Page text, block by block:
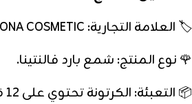
🏷️ العلامة التجارية: LONA COSMETIC
🌹 نوع المنتج: شمع بارد فالنتينا.
📦 التعبئة: الكرتونة تحتوي على 12 قطعة.